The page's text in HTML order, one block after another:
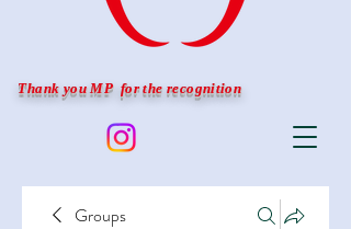
Thank you MP for the recognition
Groups